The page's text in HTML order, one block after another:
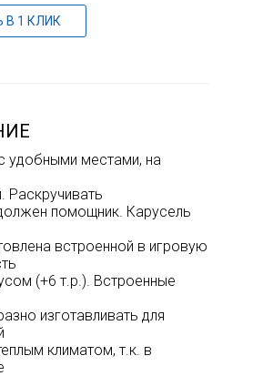
В 1 КЛИК
удобными местами, на
Раскручивать
помощник. Карусель
встроенной в игровую
(+6 т.р.). Встроенные
изготавливать для
климатом, т.к. в